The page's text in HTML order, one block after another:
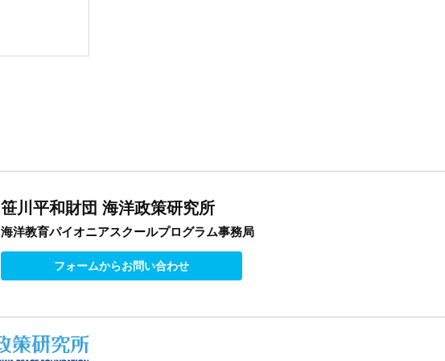
笹川平和財団 海洋政策研究所
海洋教育パイオニアスクールプログラム事務局
フォームからお問い合わせ